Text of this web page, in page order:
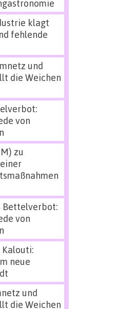
klagt
fehlende
und
die Weichen
von
zu
Bettelverbot:
von
Kalouti:
neue
und
die Weichen